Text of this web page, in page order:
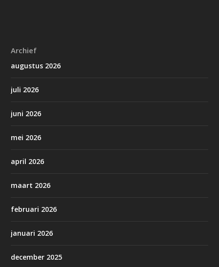
Archief
augustus 2026
juli 2026
juni 2026
mei 2026
april 2026
maart 2026
februari 2026
januari 2026
december 2025